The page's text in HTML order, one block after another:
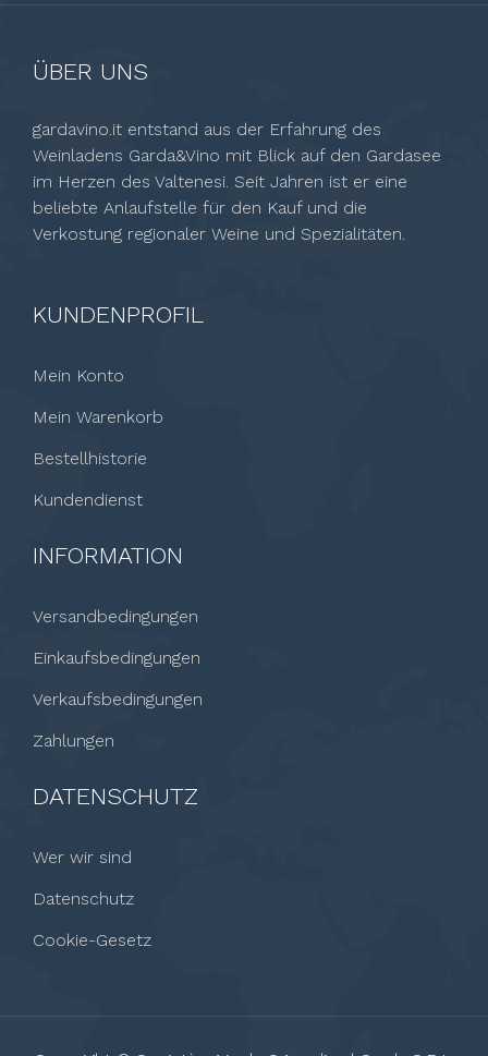
ÜBER UNS
gardavino.it entstand aus der Erfahrung des
Weinladens Garda&Vino mit Blick auf den Gardasee
im Herzen des Valtenesi. Seit Jahren ist er eine
beliebte Anlaufstelle für den Kauf und die
Verkostung regionaler Weine und Spezialitäten.
KUNDENPROFIL
Mein Konto
Mein Warenkorb
Bestellhistorie
Kundendienst
INFORMATION
Versandbedingungen
Einkaufsbedingungen
Verkaufsbedingungen
Zahlungen
DATENSCHUTZ
Wer wir sind
Datenschutz
Cookie-Gesetz